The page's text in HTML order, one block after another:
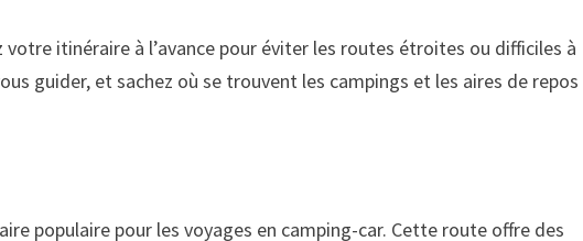
itinéraire à l’avance pour éviter les routes étroites ou difficiles à
guider, et sachez où se trouvent les campings et les aires de repos
populaire pour les voyages en camping-car. Cette route offre des